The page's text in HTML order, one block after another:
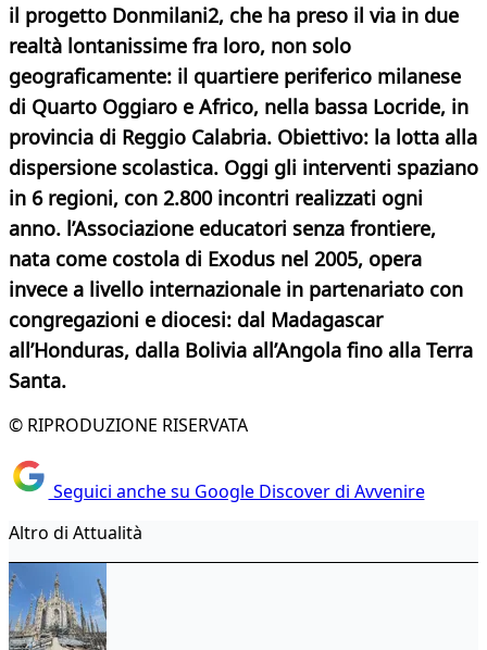
il progetto Donmilani2, che ha preso il via in due
realtà lontanissime fra loro, non solo
geograficamente: il quartiere periferico milanese
di Quarto Oggiaro e Africo, nella bassa Locride, in
provincia di Reggio Calabria. Obiettivo: la lotta alla
dispersione scolastica. Oggi gli interventi spaziano
in 6 regioni, con 2.800 incontri realizzati ogni
anno. l’Associazione educatori senza frontiere,
nata come costola di Exodus nel 2005, opera
invece a livello internazionale in partenariato con
congregazioni e diocesi: dal Madagascar
all’Honduras, dalla Bolivia all’Angola fino alla Terra
Santa.
© RIPRODUZIONE RISERVATA
Seguici anche su Google Discover di Avvenire
Altro di Attualità